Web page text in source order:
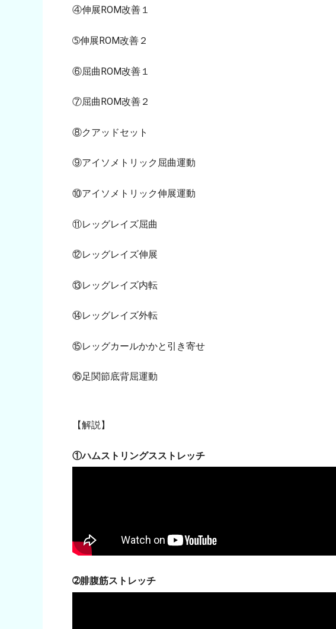
④伸展ROM改善１
➄伸展ROM改善２
⑥屈曲ROM改善１
⑦屈曲ROM改善２
⑧クアッドセット
⑨アイソメトリック屈曲運動
⑩アイソメトリック伸展運動
⑪レッグレイズ屈曲
⑫レッグレイズ伸展
⑬レッグレイズ内転
⑭レッグレイズ外転
⑮レッグカールかかと引き寄せ
⑯足関節底背屈運動
【解説】
①ハムストリングスストレッチ
➁腓腹筋ストレッチ